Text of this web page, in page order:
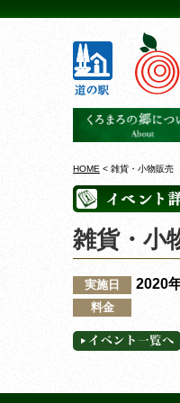
HOME < 雑貨・小物販
雑貨・小
実施日 2020
料金